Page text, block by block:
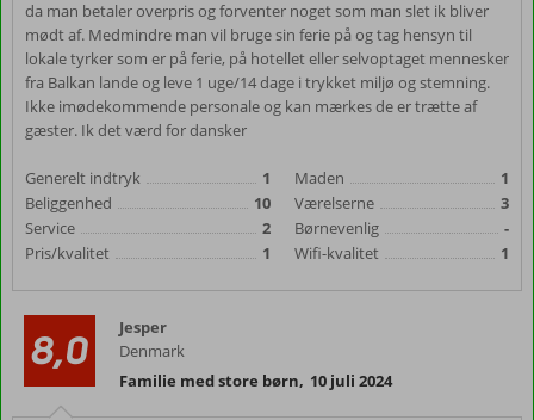
da man betaler overpris og forventer noget som man slet ik bliver
mødt af. Medmindre man vil bruge sin ferie på og tag hensyn til
lokale tyrker som er på ferie, på hotellet eller selvoptaget mennesker
fra Balkan lande og leve 1 uge/14 dage i trykket miljø og stemning.
Ikke imødekommende personale og kan mærkes de er trætte af
gæster. Ik det værd for dansker
Generelt indtryk
1
Beliggenhed
10
Service
2
Pris/kvalitet
1
Maden
1
Værelserne
3
Børnevenlig
-
Wifi-kvalitet
1
8,0
Jesper
Denmark
Familie med store børn, 10 juli 2024